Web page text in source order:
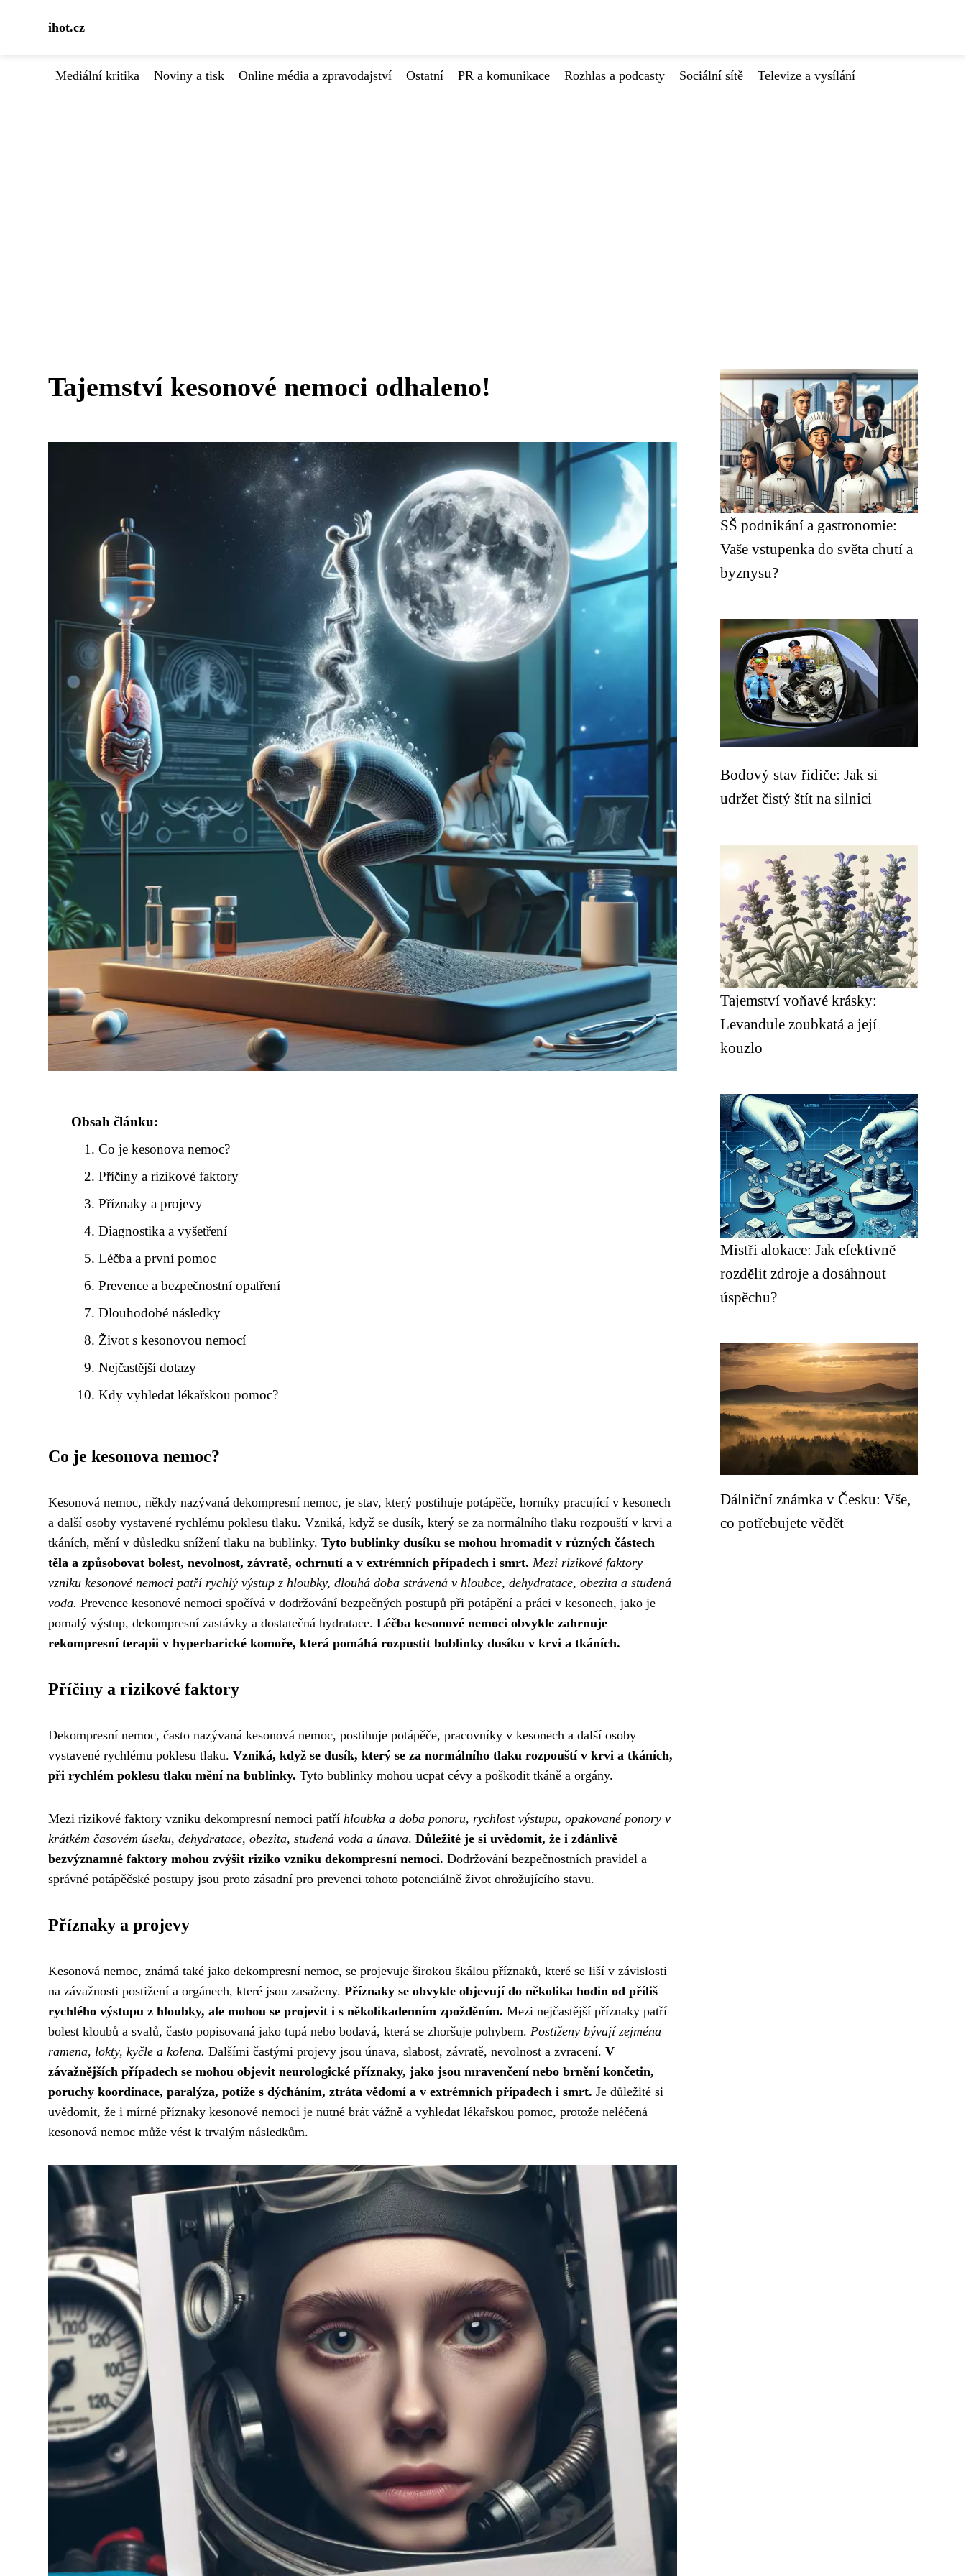
ihot.cz
Mediální kritika Noviny a tisk Online média a zpravodajství Ostatní PR a komunikace Rozhlas a podcasty Sociální sítě Televize a vysílání
Tajemství kesonové nemoci odhaleno!
Obsah článku:
Co je kesonova nemoc?
Příčiny a rizikové faktory
Příznaky a projevy
Diagnostika a vyšetření
Léčba a první pomoc
Prevence a bezpečnostní opatření
Dlouhodobé následky
Život s kesonovou nemocí
Nejčastější dotazy
Kdy vyhledat lékařskou pomoc?
Co je kesonova nemoc?
Kesonová nemoc, někdy nazývaná dekompresní nemoc, je stav, který postihuje potápěče, horníky pracující v kesonech
a další osoby vystavené rychlému poklesu tlaku. Vzniká, když se dusík, který se za normálního tlaku rozpouští v krvi a
tkáních, mění v důsledku snížení tlaku na bublinky. Tyto bublinky dusíku se mohou hromadit v různých částech
těla a způsobovat bolest, nevolnost, závratě, ochrnutí a v extrémních případech i smrt. Mezi rizikové faktory
vzniku kesonové nemoci patří rychlý výstup z hloubky, dlouhá doba strávená v hloubce, dehydratace, obezita a studená
voda. Prevence kesonové nemoci spočívá v dodržování bezpečných postupů při potápění a práci v kesonech, jako je
pomalý výstup, dekompresní zastávky a dostatečná hydratace. Léčba kesonové nemoci obvykle zahrnuje
rekompresní terapii v hyperbarické komoře, která pomáhá rozpustit bublinky dusíku v krvi a tkáních.
Příčiny a rizikové faktory
Dekompresní nemoc, často nazývaná kesonová nemoc, postihuje potápěče, pracovníky v kesonech a další osoby
vystavené rychlému poklesu tlaku. Vzniká, když se dusík, který se za normálního tlaku rozpouští v krvi a tkáních,
při rychlém poklesu tlaku mění na bublinky. Tyto bublinky mohou ucpat cévy a poškodit tkáně a orgány.
Mezi rizikové faktory vzniku dekompresní nemoci patří hloubka a doba ponoru, rychlost výstupu, opakované ponory v
krátkém časovém úseku, dehydratace, obezita, studená voda a únava. Důležité je si uvědomit, že i zdánlivě
bezvýznamné faktory mohou zvýšit riziko vzniku dekompresní nemoci. Dodržování bezpečnostních pravidel a
správné potápěčské postupy jsou proto zásadní pro prevenci tohoto potenciálně život ohrožujícího stavu.
Příznaky a projevy
Kesonová nemoc, známá také jako dekompresní nemoc, se projevuje širokou škálou příznaků, které se liší v závislosti
na závažnosti postižení a orgánech, které jsou zasaženy. Příznaky se obvykle objevují do několika hodin od příliš
rychlého výstupu z hloubky, ale mohou se projevit i s několikadenním zpožděním. Mezi nejčastější příznaky patří
bolest kloubů a svalů, často popisovaná jako tupá nebo bodavá, která se zhoršuje pohybem. Postiženy bývají zejména
ramena, lokty, kyčle a kolena. Dalšími častými projevy jsou únava, slabost, závratě, nevolnost a zvracení. V
závažnějších případech se mohou objevit neurologické příznaky, jako jsou mravenčení nebo brnění končetin,
poruchy koordinace, paralýza, potíže s dýcháním, ztráta vědomí a v extrémních případech i smrt. Je důležité si
uvědomit, že i mírné příznaky kesonové nemoci je nutné brát vážně a vyhledat lékařskou pomoc, protože neléčená
kesonová nemoc může vést k trvalým následkům.
SŠ podnikání a gastronomie:
Vaše vstupenka do světa chutí a
byznysu?
Bodový stav řidiče: Jak si
udržet čistý štít na silnici
Tajemství voňavé krásky:
Levandule zoubkatá a její
kouzlo
Mistři alokace: Jak efektivně
rozdělit zdroje a dosáhnout
úspěchu?
Dálniční známka v Česku: Vše,
co potřebujete vědět